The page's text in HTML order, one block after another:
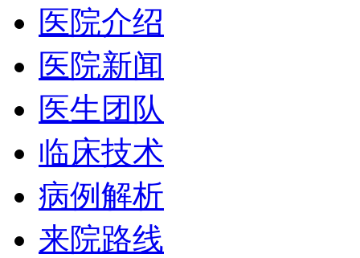
医院介绍
医院新闻
医生团队
临床技术
病例解析
来院路线